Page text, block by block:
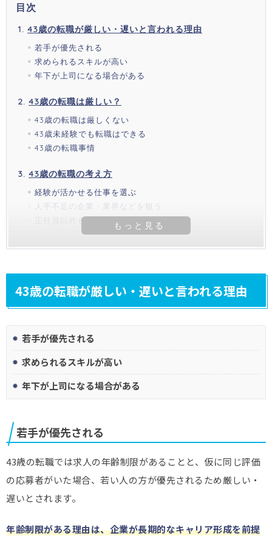
目次
43歳の転職が厳しい・遅いと言われる理由
若手が優先される
求められるスキルが高い
年下が上司になる場合がある
43歳の転職は厳しい？
43歳の転職は厳しくない
43歳未経験でも転職はできる
43歳の転職事情
43歳の転職の考え方
経験が活かせる仕事を選ぶ
人手不足の企業・業界などを狙う
正社員以外も考える
43歳の転職が厳しい・遅いと言われる理由
若手が優先される
求められるスキルが高い
年下が上司になる場合がある
若手が優先される
43歳の転職では求人の年齢制限があることと、仮に同じ評価
の応募者がいた場合、若い人の方が優先されるため厳しい・
遅いとされます。
年齢制限がある理由は、企業が長期的なキャリア形成を前提